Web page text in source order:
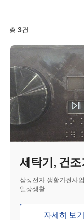
총3건
삼성전자 생활가전사
일상생활
자세히 보기